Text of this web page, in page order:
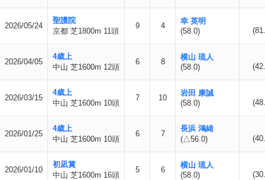
2026/05/24
聖護院
京都 芝1800m 11頭
9 4
幸 英明
(58.0)
2026/04/05
4歳上
中山 芝1600m 12頭
6 8
横山 琉人
(58.0)
2026/03/15
4歳上
中山 芝1600m 10頭
7 10
岩田 康誠
(58.0)
2026/01/25
4歳上
中山 芝1600m 10頭
6 7
長浜 鴻緒
(△56.0)
2026/01/10
初凪賞
中山 芝1600m 16頭
5 6
横山 琉人
(58.0)